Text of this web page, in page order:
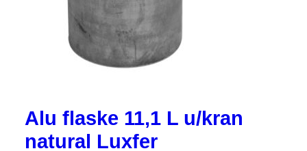
Alu flaske 11,1 L u/kran
natural Luxfer